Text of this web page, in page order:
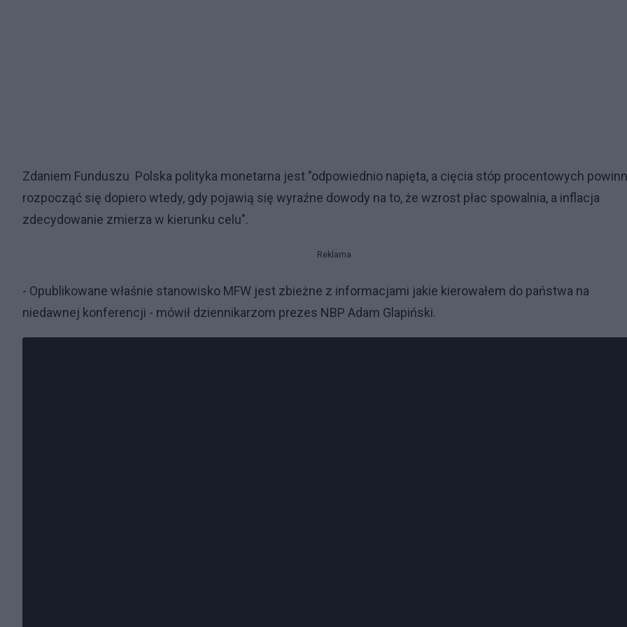
Zdaniem Funduszu Polska polityka monetarna jest "odpowiednio napięta, a cięcia stóp procentowych
rozpocząć się dopiero wtedy, gdy pojawią się wyraźne dowody na to, że wzrost płac spowalnia, a inflacja
zdecydowanie zmierza w kierunku celu".
Reklama
- Opublikowane właśnie stanowisko MFW jest zbieżne z informacjami jakie kierowałem do państwa na
niedawnej konferencji - mówił dziennikarzom prezes NBP Adam Glapiński.